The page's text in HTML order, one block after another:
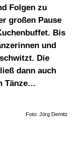
Folgen zu
großen Pause
Bis
und
Die
dann auch
Tänze…
Foto: Jörg Demitz